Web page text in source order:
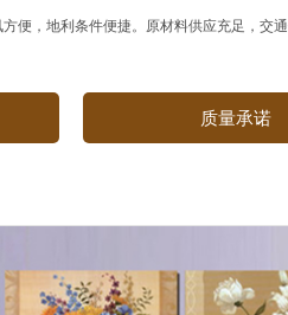
，地利条件便捷。原材料供应充足，交
质量承诺